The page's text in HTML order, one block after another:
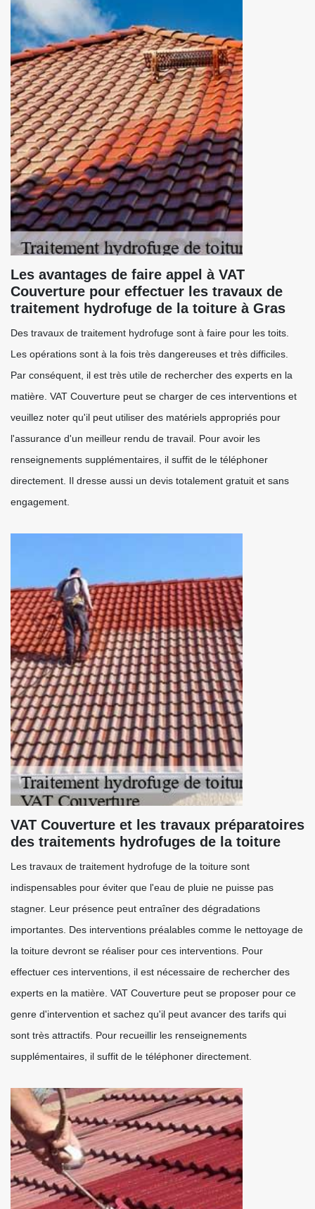
Les avantages de faire appel à VAT
Couverture pour effectuer les travaux de
traitement hydrofuge de la toiture à Gras
Des travaux de traitement hydrofuge sont à faire pour les toits.
Les opérations sont à la fois très dangereuses et très difficiles.
Par conséquent, il est très utile de rechercher des experts en la
matière. VAT Couverture peut se charger de ces interventions et
veuillez noter qu'il peut utiliser des matériels appropriés pour
l'assurance d'un meilleur rendu de travail. Pour avoir les
renseignements supplémentaires, il suffit de le téléphoner
directement. Il dresse aussi un devis totalement gratuit et sans
engagement.
VAT Couverture et les travaux préparatoires
des traitements hydrofuges de la toiture
Les travaux de traitement hydrofuge de la toiture sont
indispensables pour éviter que l'eau de pluie ne puisse pas
stagner. Leur présence peut entraîner des dégradations
importantes. Des interventions préalables comme le nettoyage de
la toiture devront se réaliser pour ces interventions. Pour
effectuer ces interventions, il est nécessaire de rechercher des
experts en la matière. VAT Couverture peut se proposer pour ce
genre d'intervention et sachez qu'il peut avancer des tarifs qui
sont très attractifs. Pour recueillir les renseignements
supplémentaires, il suffit de le téléphoner directement.